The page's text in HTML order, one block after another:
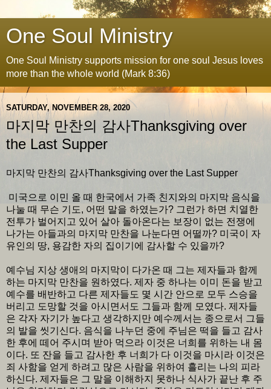
One Soul Ministry
One Soul Ministry supports mission for one soul Jesus loves
more than the whole world (Mark 8:36)
SATURDAY, NOVEMBER 28, 2020
마지막 만찬의 감사Thanksgiving over
the Last Supper
마지막 만찬의 감사Thanksgiving over the Last Supper
미국으로 이민 올 때 한국에서 가족 친지와의 마지막 음식을
나눌 때 무슨 기도, 어떤 말을 하였는가? 그런가 하면 치열한
전투가 벌어지고 있어 살아 돌아온다는 보장이 없는 전쟁에
나가는 아들과의 마지막 만찬을 나눈다면 어떨까? 미국이 자
유인의 땅, 용감한 자의 집이기에 감사할 수 있을까?
예수님 지상 생애의 마지막이 다가온 때 그는 제자들과 함께
하는 마지막 만찬을 원하였다. 제자 중 하나는 이미 돈을 받고
예수를 배반하고 다른 제자들도 몇 시간 안으로 모두 스승을
버리고 도망할 것을 아시면서도 그들과 함께 모였다. 제자들
은 각자 자기가 높다고 생각하지만 예수께서는 종으로서 그들
의 발을 씻기신다. 음식을 나누던 중에 주님은 떡을 들고 감사
한 후에 떼어 주시며 받아 먹으라 이것은 너희를 위하는 내 몸
이다. 또 잔을 들고 감사한 후 너희가 다 이것을 마시라 이것은
죄 사함을 얻게 하려고 많은 사람을 위하여 흘리는 나의 피라
하신다. 제자들은 그 말을 이해하지 못하나 식사가 끝난 후 주